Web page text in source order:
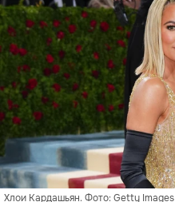
Хлои Кардашьян. Фото: Getty Images